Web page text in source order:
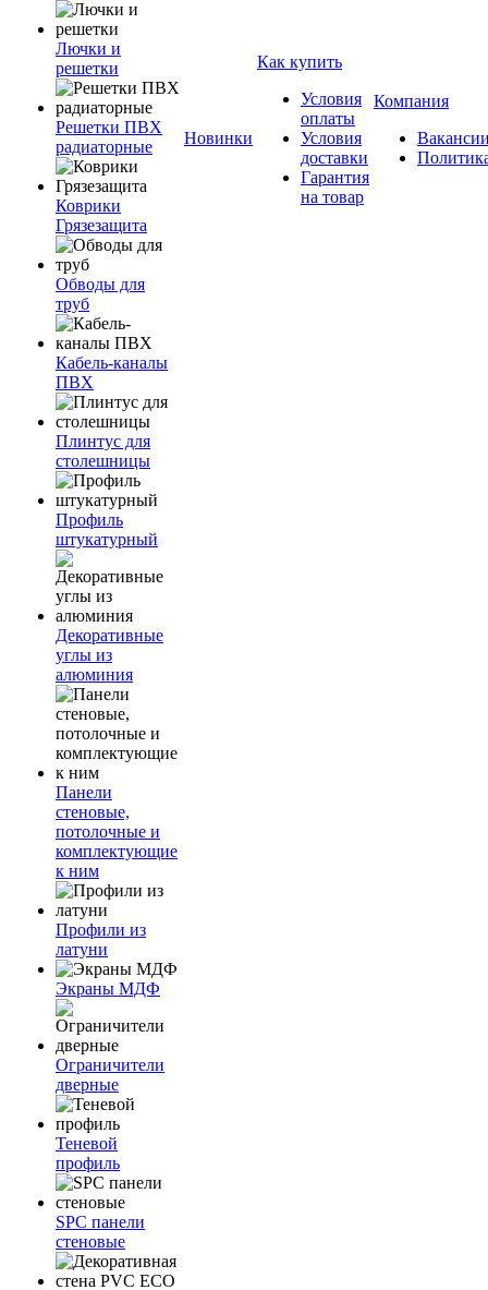
Лючки и
решетки
Решетки ПВХ
радиаторные
Коврики
Грязезащита
Обводы для
труб
Кабель-каналы
ПВХ
Плинтус для
столешницы
Профиль
штукатурный
Декоративные
углы из
алюминия
Панели
стеновые,
потолочные и
комплектующие
к ним
Профили из
латуни
Экраны МДФ
Ограничители
дверные
Теневой
профиль
SPC панели
стеновые
Новинки
Как купить
Условия
оплаты
Условия
доставки
Гарантия
на товар
Компания